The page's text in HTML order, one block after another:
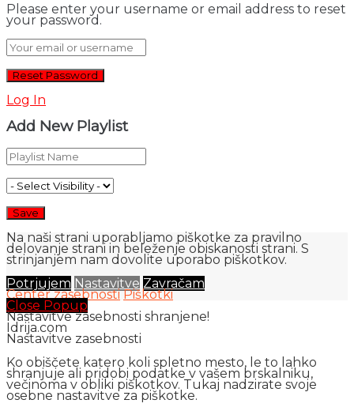
Please enter your username or email address to reset
your password.
Log In
Add New Playlist
Na naši strani uporabljamo piškotke za pravilno
delovanje strani in beleženje obiskanosti strani. S
strinjanjem nam dovolite uporabo piškotkov.
Potrjujem Nastavitve Zavračam
Center zasebnosti Piškotki
Close Popup
Nastavitve zasebnosti shranjene!
Idrija.com
Nastavitve zasebnosti
Ko obiščete katero koli spletno mesto, le to lahko
shranjuje ali pridobi podatke v vašem brskalniku,
večinoma v obliki piškotkov. Tukaj nadzirate svoje
osebne nastavitve za piškotke.